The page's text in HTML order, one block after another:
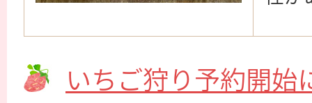
いちご狩り予約開始